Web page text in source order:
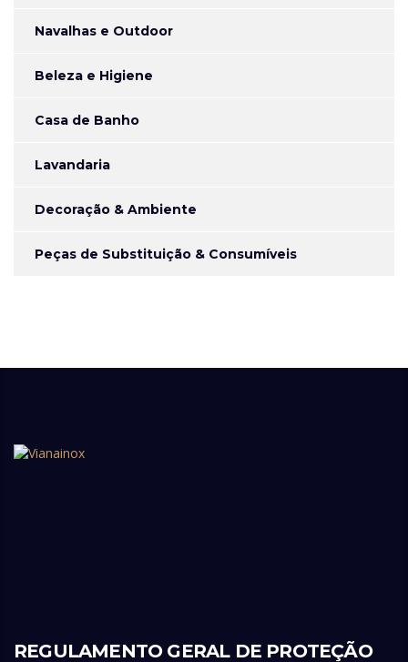
Navalhas e Outdoor
Beleza e Higiene
Casa de Banho
Lavandaria
Decoração & Ambiente
Peças de Substituição & Consumíveis
REGULAMENTO GERAL DE PROTEÇÃO